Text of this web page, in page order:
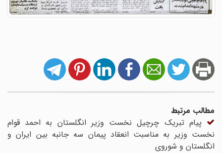
مطالب مرتبط
پیام تبریک چرچیل نخست وزیر انگلستان به احمد قوام
نخست وزیر به مناسبت انعقاد پیمان سه جانبه بین ایران و
انگلستان و شوروی